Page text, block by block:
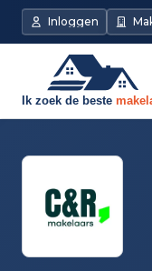
Direct naar de
Inloggen